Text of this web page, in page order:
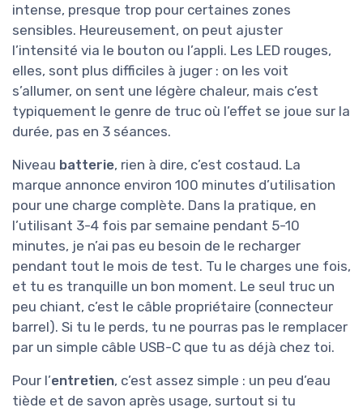
intense, presque trop pour certaines zones
sensibles. Heureusement, on peut ajuster
l’intensité via le bouton ou l’appli. Les LED rouges,
elles, sont plus difficiles à juger : on les voit
s’allumer, on sent une légère chaleur, mais c’est
typiquement le genre de truc où l’effet se joue sur la
durée, pas en 3 séances.
Niveau batterie, rien à dire, c’est costaud. La
marque annonce environ 100 minutes d’utilisation
pour une charge complète. Dans la pratique, en
l’utilisant 3-4 fois par semaine pendant 5-10
minutes, je n’ai pas eu besoin de le recharger
pendant tout le mois de test. Tu le charges une fois,
et tu es tranquille un bon moment. Le seul truc un
peu chiant, c’est le câble propriétaire (connecteur
barrel). Si tu le perds, tu ne pourras pas le remplacer
par un simple câble USB-C que tu as déjà chez toi.
Pour l’entretien, c’est assez simple : un peu d’eau
tiède et de savon après usage, surtout si tu